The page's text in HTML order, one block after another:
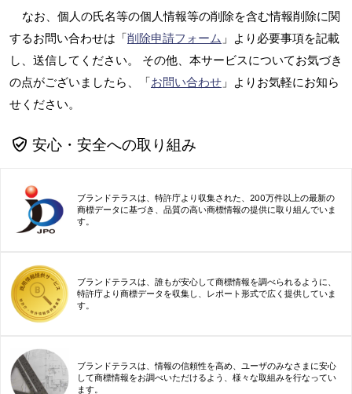
なお、個人の氏名等の個人情報等の削除を含む情報削除に関
するお問い合わせは「削除申請フォーム 」より必要事項を記載
し、送信してください。 その他、本サービスについてお気づき
の点がございましたら、「お問い合わせ 」よりお気軽にお知ら
せください。
安心・安全への取り組み
ブランドテラスは、特許庁より収集された、200万件以上の最新の
商標データに基づき、品質の高い商標情報の提供に取り組んでいま
す。
ブランドテラスは、誰もが安心して商標情報を調べられるように、
特許庁より商標データを収集し、レポート形式で広く提供していま
す。
ブランドテラスは、情報の信頼性を高め、ユーザのみなさまに安心
して商標情報をお調べいただけるよう、様々な取組みを行なってい
ます。